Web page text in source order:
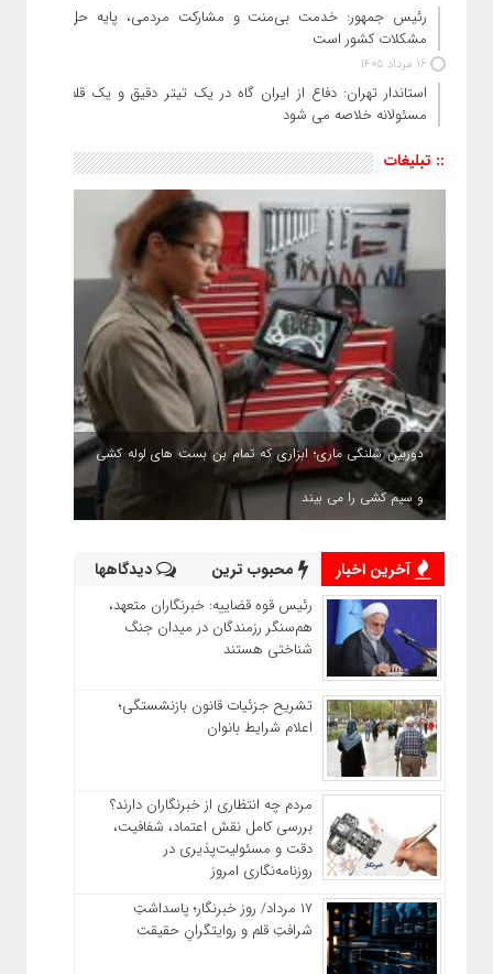
رئیس جمهور: خدمت بی‌منت و مشارکت مردمی، پایه حل
مشکلات کشور است
16 مرداد 1405
استاندار تهران: دفاع از ایران گاه در یک تیتر دقیق و یک قلم
مسئولانه خلاصه می شود
:: تبلیغات
دوربین شلنگی ماری؛ ابزاری که تمام بن بست های لوله کشی
و سیم کشی را می بیند
آخرین اخبار محبوب ترین دیدگاهها
رئیس قوه قضاییه: خبرنگاران متعهد،
هم‌سنگر رزمندگان در میدان جنگ
شناختی هستند
تشریح جزئیات قانون بازنشستگی؛
اعلام شرایط بانوان
مردم چه انتظاری از خبرنگاران دارند؟
بررسی کامل نقش اعتماد، شفافیت،
دقت و مسئولیت‌پذیری در
روزنامه‌نگاری امروز
۱۷ مرداد/ روز خبرنگار؛ پاسداشتِ
شرافتِ قلم و روایتگرانِ حقیقت